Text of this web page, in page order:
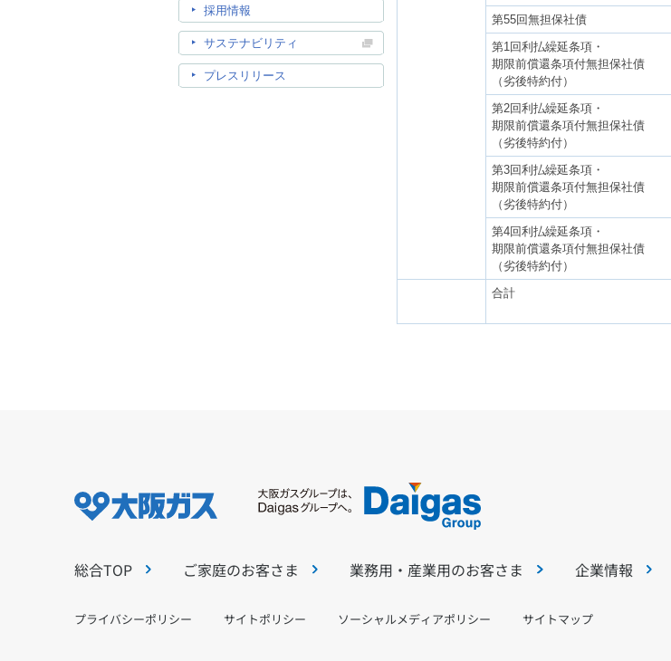
第55回無担保社債
第1回利払繰延条項・
期限前償還条項付無担保社債
（劣後特約付）
第2回利払繰延条項・
期限前償還条項付無担保社債
（劣後特約付）
第3回利払繰延条項・
期限前償還条項付無担保社債
（劣後特約付）
第4回利払繰延条項・
期限前償還条項付無担保社債
（劣後特約付）
合計
採用情報
サステナビリティ
プレスリリース
総合TOP ご家庭のお客さま 業務用・産業用のお客さま 企業情報
プライバシーポリシー サイトポリシー ソーシャルメディアポリシー サイトマップ